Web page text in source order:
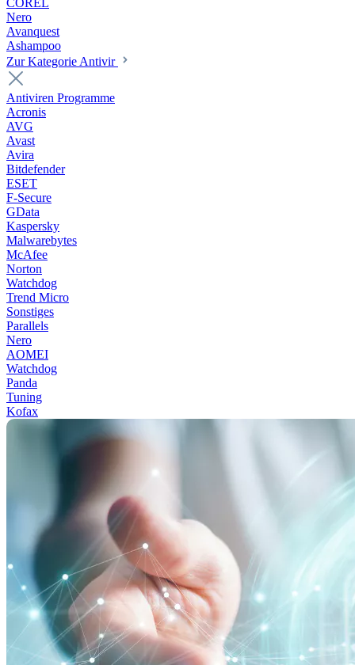
COREL
Nero
Avanquest
Ashampoo
Zur Kategorie Antivir
Antiviren Programme
Acronis
AVG
Avast
Avira
Bitdefender
ESET
F-Secure
GData
Kaspersky
Malwarebytes
McAfee
Norton
Watchdog
Trend Micro
Sonstiges
Parallels
Nero
AOMEI
Watchdog
Panda
Tuning
Kofax